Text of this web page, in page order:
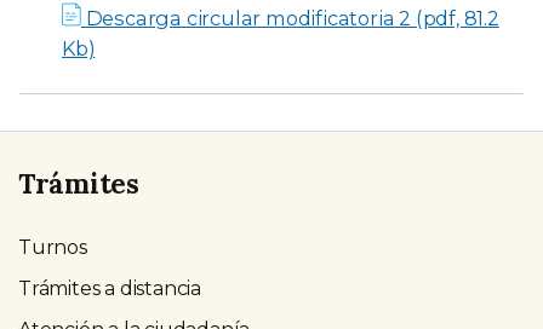
Descarga circular modificatoria 2 (pdf, 81.2
Kb)
Trámites
Turnos
Trámites a distancia